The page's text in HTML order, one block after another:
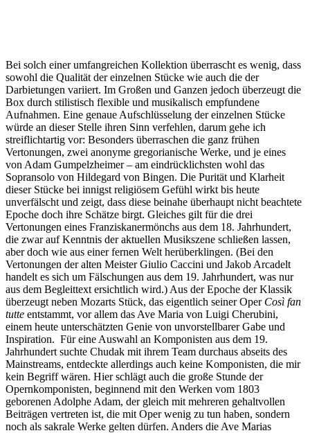
Bei solch einer umfangreichen Kollektion überrascht es wenig, dass
sowohl die Qualität der einzelnen Stücke wie auch die der
Darbietungen variiert. Im Großen und Ganzen jedoch überzeugt die
Box durch stilistisch flexible und musikalisch empfundene
Aufnahmen. Eine genaue Aufschlüsselung der einzelnen Stücke
würde an dieser Stelle ihren Sinn verfehlen, darum gehe ich
streiflichtartig vor: Besonders überraschen die ganz frühen
Vertonungen, zwei anonyme gregorianische Werke, und je eines
von Adam Gumpelzheimer – am eindrücklichsten wohl das
Sopransolo von Hildegard von Bingen. Die Purität und Klarheit
dieser Stücke bei innigst religiösem Gefühl wirkt bis heute
unverfälscht und zeigt, dass diese beinahe überhaupt nicht beachtete
Epoche doch ihre Schätze birgt. Gleiches gilt für die drei
Vertonungen eines Franziskanermönchs aus dem 18. Jahrhundert,
die zwar auf Kenntnis der aktuellen Musikszene schließen lassen,
aber doch wie aus einer fernen Welt herüberklingen. (Bei den
Vertonungen der alten Meister Giulio Caccini und Jakob Arcadelt
handelt es sich um Fälschungen aus dem 19. Jahrhundert, was nur
aus dem Begleittext ersichtlich wird.) Aus der Epoche der Klassik
überzeugt neben Mozarts Stück, das eigentlich seiner Oper Così fan
tutte entstammt, vor allem das Ave Maria von Luigi Cherubini,
einem heute unterschätzten Genie von unvorstellbarer Gabe und
Inspiration. Für eine Auswahl an Komponisten aus dem 19.
Jahrhundert suchte Chudak mit ihrem Team durchaus abseits des
Mainstreams, entdeckte allerdings auch keine Komponisten, die mir
kein Begriff wären. Hier schlägt auch die große Stunde der
Opernkomponisten, beginnend mit den Werken vom 1803
geborenen Adolphe Adam, der gleich mit mehreren gehaltvollen
Beiträgen vertreten ist, die mit Oper wenig zu tun haben, sondern
noch als sakrale Werke gelten dürfen. Anders die Ave Marias